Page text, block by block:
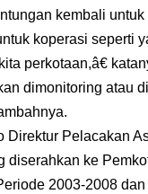
kembali
koperasi seperti
perkotaan,â€
dimonitoring atau
Direktur Pelacakan
diserahkan ke
2003-2008